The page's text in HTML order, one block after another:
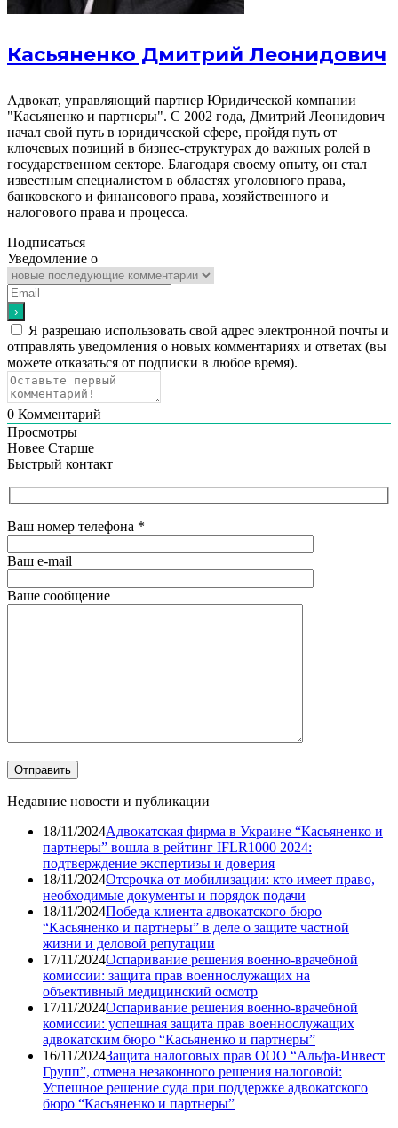
Касьяненко Дмитрий Леонидович
Адвокат, управляющий партнер Юридической компании
"Касьяненко и партнеры". С 2002 года, Дмитрий Леонидович
начал свой путь в юридической сфере, пройдя путь от
ключевых позиций в бизнес-структурах до важных ролей в
государственном секторе. Благодаря своему опыту, он стал
известным специалистом в областях уголовного права,
банковского и финансового права, хозяйственного и
налогового права и процесса.
Подписаться
Уведомление о
Я разрешаю использовать свой адрес электронной почты и
отправлять уведомления о новых комментариях и ответах (вы
можете отказаться от подписки в любое время).
0 Комментарий
Просмотры
Новее Старше
Быстрый контакт
Ваш номер телефона *
Ваш e-mail
Ваше сообщение
Недавние новости и публикации
18/11/2024Адвокатская фирма в Украине “Касьяненко и
партнеры” вошла в рейтинг IFLR1000 2024:
подтверждение экспертизы и доверия
18/11/2024Отсрочка от мобилизации: кто имеет право,
необходимые документы и порядок подачи
18/11/2024Победа клиента адвокатского бюро
“Касьяненко и партнеры” в деле о защите частной
жизни и деловой репутации
17/11/2024Оспаривание решения военно-врачебной
комиссии: защита прав военнослужащих на
объективный медицинский осмотр
17/11/2024Оспаривание решения военно-врачебной
комиссии: успешная защита прав военнослужащих
адвокатским бюро “Касьяненко и партнеры”
16/11/2024Защита налоговых прав ООО “Альфа-Инвест
Групп”, отмена незаконного решения налоговой:
Успешное решение суда при поддержке адвокатского
бюро “Касьяненко и партнеры”